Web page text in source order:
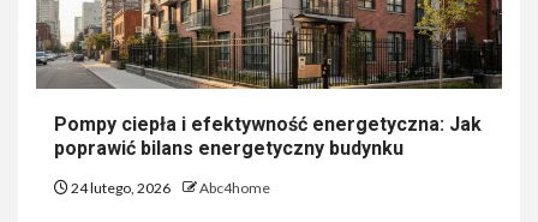
Pompy ciepła i efektywność energetyczna: Jak
poprawić bilans energetyczny budynku
24 lutego, 2026 Abc4home